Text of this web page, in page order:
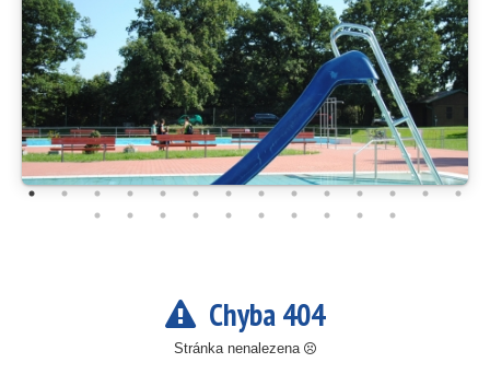
Chyba 404
Stránka nenalezena